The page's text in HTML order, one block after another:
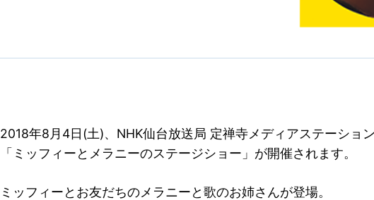
2018年8月4日(土)、NHK仙台放送局 定禅寺メディアステーショ
「ミッフィーとメラニーのステージショー」が開催されます。
ミッフィーとお友だちのメラニーと歌のお姉さんが登場。